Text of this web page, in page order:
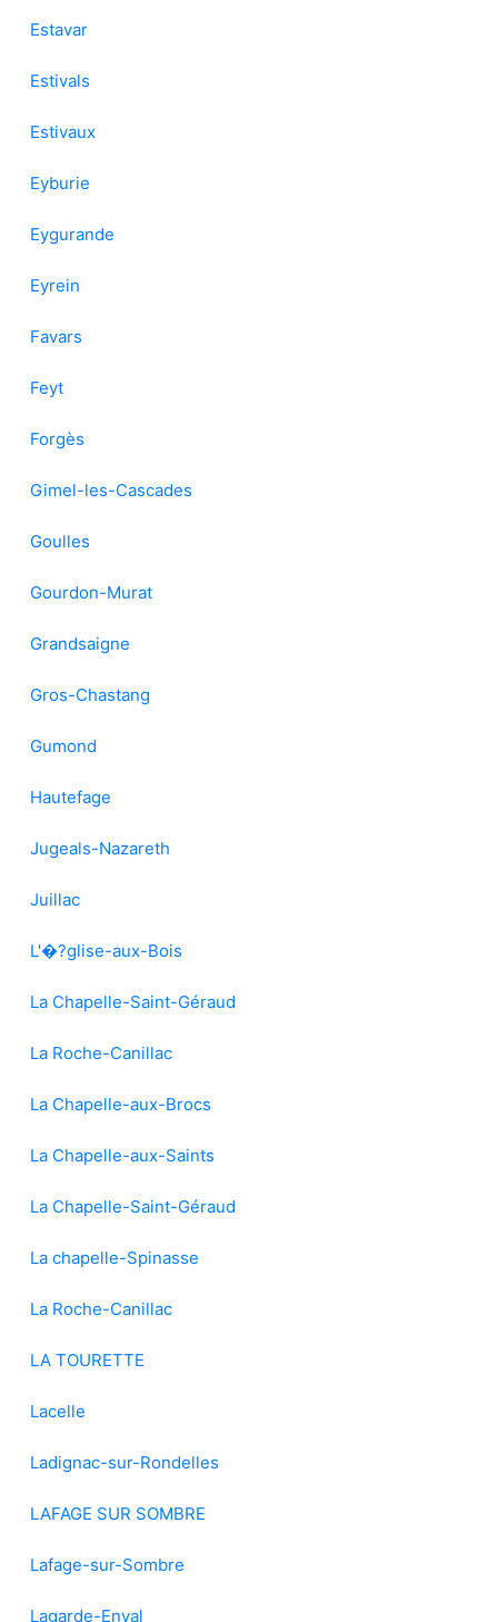
Estavar
Estivals
Estivaux
Eyburie
Eygurande
Eyrein
Favars
Feyt
Forgès
Gimel-les-Cascades
Goulles
Gourdon-Murat
Grandsaigne
Gros-Chastang
Gumond
Hautefage
Jugeals-Nazareth
Juillac
L'�?glise-aux-Bois
La Chapelle-Saint-Géraud
La Roche-Canillac
La Chapelle-aux-Brocs
La Chapelle-aux-Saints
La Chapelle-Saint-Géraud
La chapelle-Spinasse
La Roche-Canillac
LA TOURETTE
Lacelle
Ladignac-sur-Rondelles
LAFAGE SUR SOMBRE
Lafage-sur-Sombre
Lagarde-Enval